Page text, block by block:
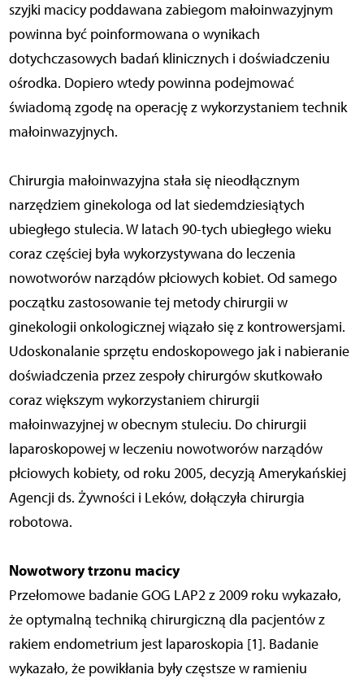
szyjki macicy poddawana zabiegom małoinwazyjnym
powinna być poinformowana o wynikach
dotychczasowych badań klinicznych i doświadczeniu
ośrodka. Dopiero wtedy powinna podejmować
świadomą zgodę na operację z wykorzystaniem technik
małoinwazyjnych.
Chirurgia małoinwazyjna stała się nieodłącznym
narzędziem ginekologa od lat siedemdziesiątych
ubiegłego stulecia. W latach 90-tych ubiegłego wieku
coraz częściej była wykorzystywana do leczenia
nowotworów narządów płciowych kobiet. Od samego
początku zastosowanie tej metody chirurgii w
ginekologii onkologicznej wiązało się z kontrowersjami.
Udoskonalanie sprzętu endoskopowego jak i nabieranie
doświadczenia przez zespoły chirurgów skutkowało
coraz większym wykorzystaniem chirurgii
małoinwazyjnej w obecnym stuleciu. Do chirurgii
laparoskopowej w leczeniu nowotworów narządów
płciowych kobiety, od roku 2005, decyzją Amerykańskiej
Agencji ds. Żywności i Leków, dołączyła chirurgia
robotowa.
Nowotwory trzonu macicy
Przełomowe badanie GOG LAP2 z 2009 roku wykazało,
że optymalną techniką chirurgiczną dla pacjentów z
rakiem endometrium jest laparoskopia [1]. Badanie
wykazało, że powikłania były częstsze w ramieniu